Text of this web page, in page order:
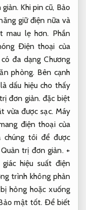
Khi pin cũ, Bảo
giữ điện nữa và
mau lẹ hơn. Phần
Điện thoại của
đa dạng Chương
phòng.Bên cạnh
dấu hiệu cho thấy
đơn giản. đặc biệt
vừa được sạc. Máy
điện thoại của
chúng tôi để được
Quản trị đơn giản.+
hiệu suất điện
trình không phản
hỏng hoặc xuống
mật tốt.Để biết